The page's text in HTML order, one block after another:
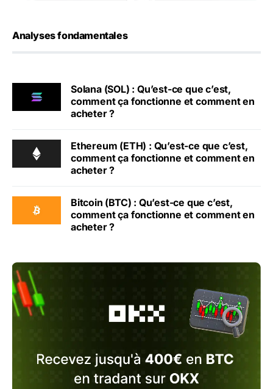
Analyses fondamentales
Solana (SOL) : Qu’est-ce que c’est,
comment ça fonctionne et comment en
acheter ?
Ethereum (ETH) : Qu’est-ce que c’est,
comment ça fonctionne et comment en
acheter ?
Bitcoin (BTC) : Qu’est-ce que c’est,
comment ça fonctionne et comment en
acheter ?